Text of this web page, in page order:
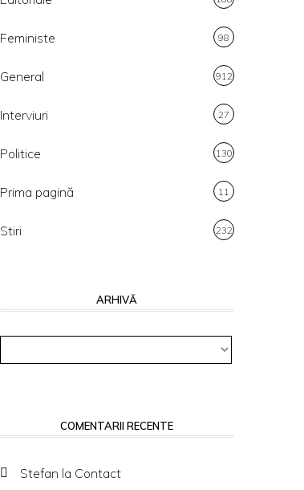
Feministe 98
General 912
Interviuri 27
Politice 130
Prima pagină 11
Stiri 232
ARHIVĂ
Arhivă
COMENTARII RECENTE
Stefan la Contact